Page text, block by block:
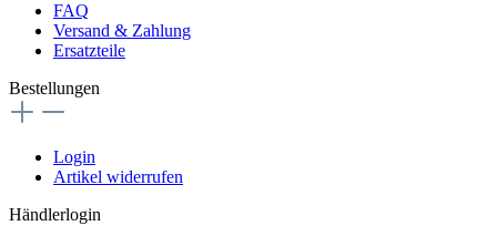
FAQ
Versand & Zahlung
Ersatzteile
Bestellungen
Login
Artikel widerrufen
Händlerlogin